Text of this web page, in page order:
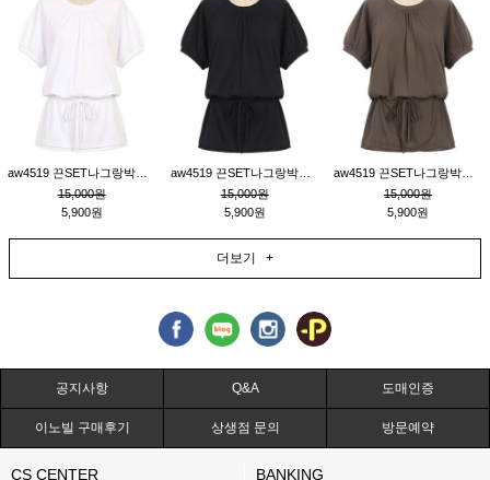
15,000원
5,900원
15,000원
5,900원
15,000원
5,900원
더보기 +
공지사항 Q&A 도매인증
이노빌 구매후기 상생점 문의 방문예약
CS CENTER BANKING